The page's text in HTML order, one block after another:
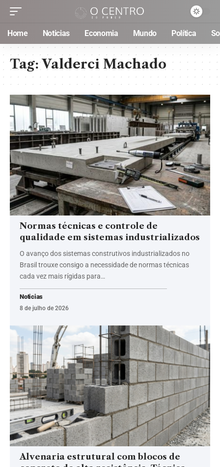
Home Noticias Economia Mundo Política
Tag:Valderci Machado
Normas técnicas e controle de
qualidade em sistemas industrializados
O avanço dos sistemas construtivos industrializados no
Brasil trouxe consigo a necessidade de normas técnicas
cada vez mais rígidas para…
Noticias
8 de julho de 2026
Alvenaria estrutural com blocos de